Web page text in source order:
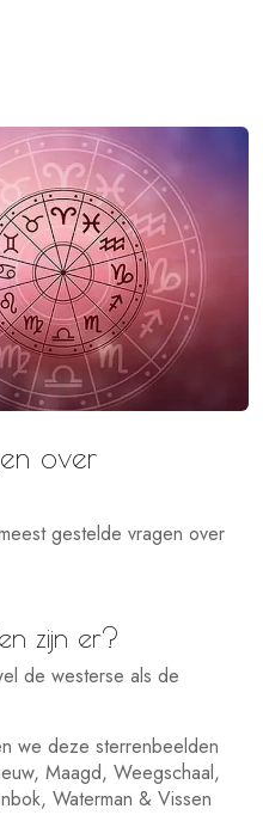
over
gestelde vragen over
zijn er?
de westerse als de
we deze sterrenbeelden
Maagd, Weegschaal,
Waterman & Vissen